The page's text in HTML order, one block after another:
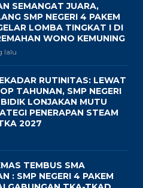
SEMANGAT JUARA,
SMP NEGERI 4 PAKEM
LOMBA TINGKAT I DI
WONO KEMUNING
lalu
RUTINITAS: LEWAT
TAHUNAN, SMP NEGERI
LONJAKAN MUTU
PENERAPAN STEAM
2027
TEMBUS SMA
: SMP NEGERI 4 PAKEM